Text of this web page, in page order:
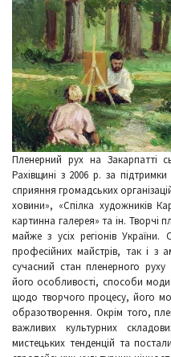
Пленерний рух на Закарпатті
Рахівщині з 2006 р. за
сприяння громадських
ховини», «Спілка художників
картинна галерея» та ін. Творчі
майже з усіх регіонів
професійних майстрів, так і з
сучасний стан пленерного
його особливості, способи
щодо творчого процесу, його
образотворення. Окрім того,
важливих культурних
мистецьких тенденцій та